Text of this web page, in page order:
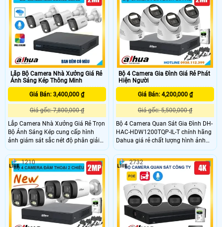
sát rõ ràng cả trong bóng tối. Ngoài
ra, bộ camera còn có tính năng phát
hiện thông minh, tăng cường giám
sát an ninh hiệu quả.
bảo vệ an ninh
Lắp Bộ Camera Nhà Xưởng Giá Rẻ
Ánh Sáng Kép Thông Minh
Giá Bán: 3,400,000 ₫
Giá gốc: 7,800,000 ₫
Lắp Camera Nhà Xưởng Giá Rẻ Trọn
Bộ Ánh Sáng Kép cung cấp hình
ảnh giám sát sắc nét độ phân giải
Full HD 1080P, camera tích hợp
micro hỗ trợ ghi âm thanh rõ ràng
và đặc biệt hơn là công nghệ ánh
sáng kép thông minh. Với tầm xa
đèn led trắng: 20m, tầm xa hồng
ngoại 30m, camera sẽ ghi lại toàn
bộ nhà xưởng có màu sắc sinh
động và đảm bảo an ninh tối ưu
Bộ 4 Camera Gia Đình Giá Rẻ Phát
Hiện Người
Giá Bán: 4,200,000 ₫
Giá gốc: 5,500,000 ₫
Bộ 4 Camera Quan Sát Gia Đình DH-
HAC-HDW1200TQP-IL-T chính hãng
Dahua giá rẻ chất lượng hình ảnh
2MP FULL HD 1080P bảo vệ an ninh
hiệu quả sắc nét, tích hợp công
nghệ hồng ngoại ban đêm FULL
COLOR có màu lên đến 30m quan
sát từ xa qua điện thoại máy tính,
phù hợp lắp đặt cho mọi gia đình.
1210 2732